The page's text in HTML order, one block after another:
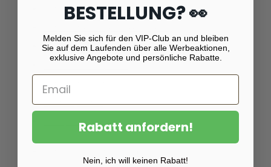
Fotovergrößerungen
Foto auf Aluminium
Foto auf Leinwand
Foto auf Fichtenholz
Gartenposter
Fotoposter
BESTELLUNG? 👀
Melden Sie sich für den VIP-Club an und bleiben
Sie auf dem Laufenden über alle Werbeaktionen,
exklusive Angebote und persönliche Rabatte.
Rabatt anfordern!
Nein, ich will keinen Rabatt!